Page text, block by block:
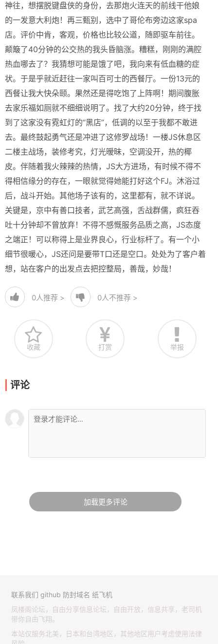
神往，想摆脱键盘侠的身份，去那炮火连天的前线干他娘
的一发意大利炮！再三甄别，选中了哥伦布旁边这家spa
店。评价中肯，客观，价格也比较公道，随即驱车前往。
颠簸了40分钟的公交热的我头昏脑涨。糟糕，刚刚的满腔
热血哪去了？我猜想可能是饿了吧，我向来有低血糖的症
状。于是乎就近赶往一家叫百可士的西餐厅。一份13元的
西餐让我大快朵颐。果然还是得吃饱了上阵啊！期间腹胀
去家乐福如厕就不细细说明了。找了大约20分钟，终于找
到了这家没有霓虹灯的“黑店”，低调的以至于我都不敢进
去。最终鼓起勇气还是冲进了这修罗战场！一楼JS休息区
二楼主战场，装修考究，灯光暧昧，空调没开，热的椰
皮。伴随着我火辣辣的热情，JS大方进场，有时候不得不
得相信缘分的存在，一眼就觉得她能打好这个FJ。沐浴过
后，战斗开始。其他场子该有的，这里都有，就不详说。
关键是，京中有善口技者，武艺高强，舌战群儒，疯狂吞
吐十分钟却不曾放弃！不得不感慨服务品质之高，JS态度
之端正！可以称得上是业界良心，行业标杆了。有一个小
细节很暖心，JS还问是要带T口还是空口。处处为了客户着
想，站在客户的出发点去把控整局，善哉，妙哉！
0人推荐 > 0人不推荐 >
收藏 打赏 举报
评论
加载更多评论
联系我们 github 防封域名 纸飞机
凤楼阁论坛，自由分享信息论坛，自由开放，信息共享，老司机
带你自由飞翔。
本站仅服务北美，日本和台湾地区，其他地区用户考虑使用法律